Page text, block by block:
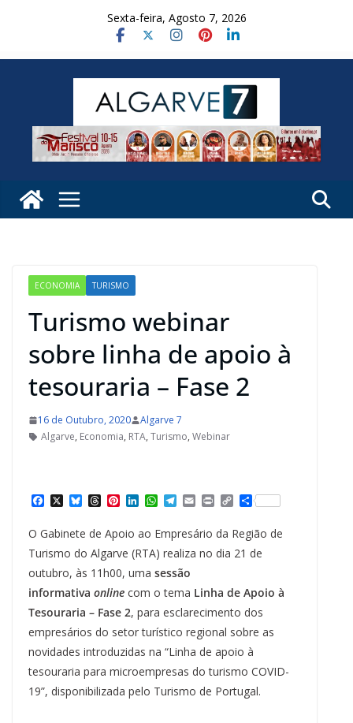
Sexta-feira, Agosto 7, 2026
ECONOMIA TURISMO
Turismo webinar
sobre linha de apoio à
tesouraria – Fase 2
16 de Outubro, 2020
Algarve 7
Algarve, Economia, RTA, Turismo, Webinar
c
e
b
o
k
X B
e
s
y
T
e
a
d
s
P
n
t
e
e
s
t
L
k
e
I
n
W
a
t
s
A
p
p
T
e
g
a
m
E
a
i
P
n
t
C
p
y
L
k
S
a
r
e
O Gabinete de Apoio ao Empresário da Região de
Turismo do Algarve (RTA) realiza no dia 21 de
outubro, às 11h00, uma sessão
informativa online com o tema Linha de Apoio à
Tesouraria – Fase 2, para esclarecimento dos
empresários do setor turístico regional sobre as
novidades introduzidas na “Linha de apoio à
tesouraria para microempresas do turismo COVID-
19”, disponibilizada pelo Turismo de Portugal.